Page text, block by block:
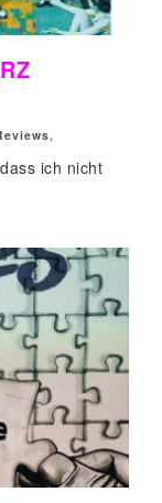
,
ich nicht